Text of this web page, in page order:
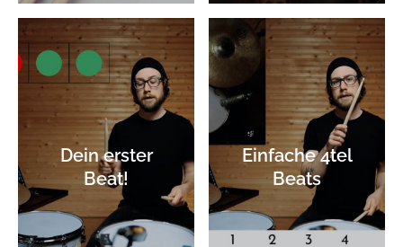
Dein erster
Beat!
Einfache 4tel
Beats